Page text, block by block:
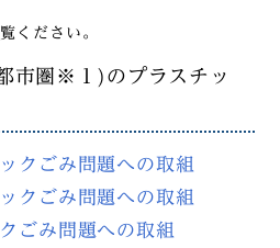
ください。
市圏※１)のプラスチッ
クごみ問題への取組
クごみ問題への取組
ごみ問題への取組